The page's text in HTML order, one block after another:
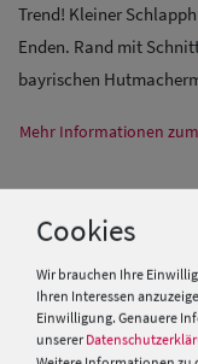
Trend! Kleiner
Enden. Rand mit
bayrischen
Mehr Informationen
Cookies
Wir brauchen Ihre
Ihren Interessen
Einwilligung. Genauere
unserer